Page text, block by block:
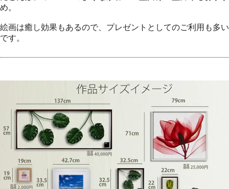
め。
絵画は癒し効果もあるので、プレゼントとしてのご利用も多い
です。